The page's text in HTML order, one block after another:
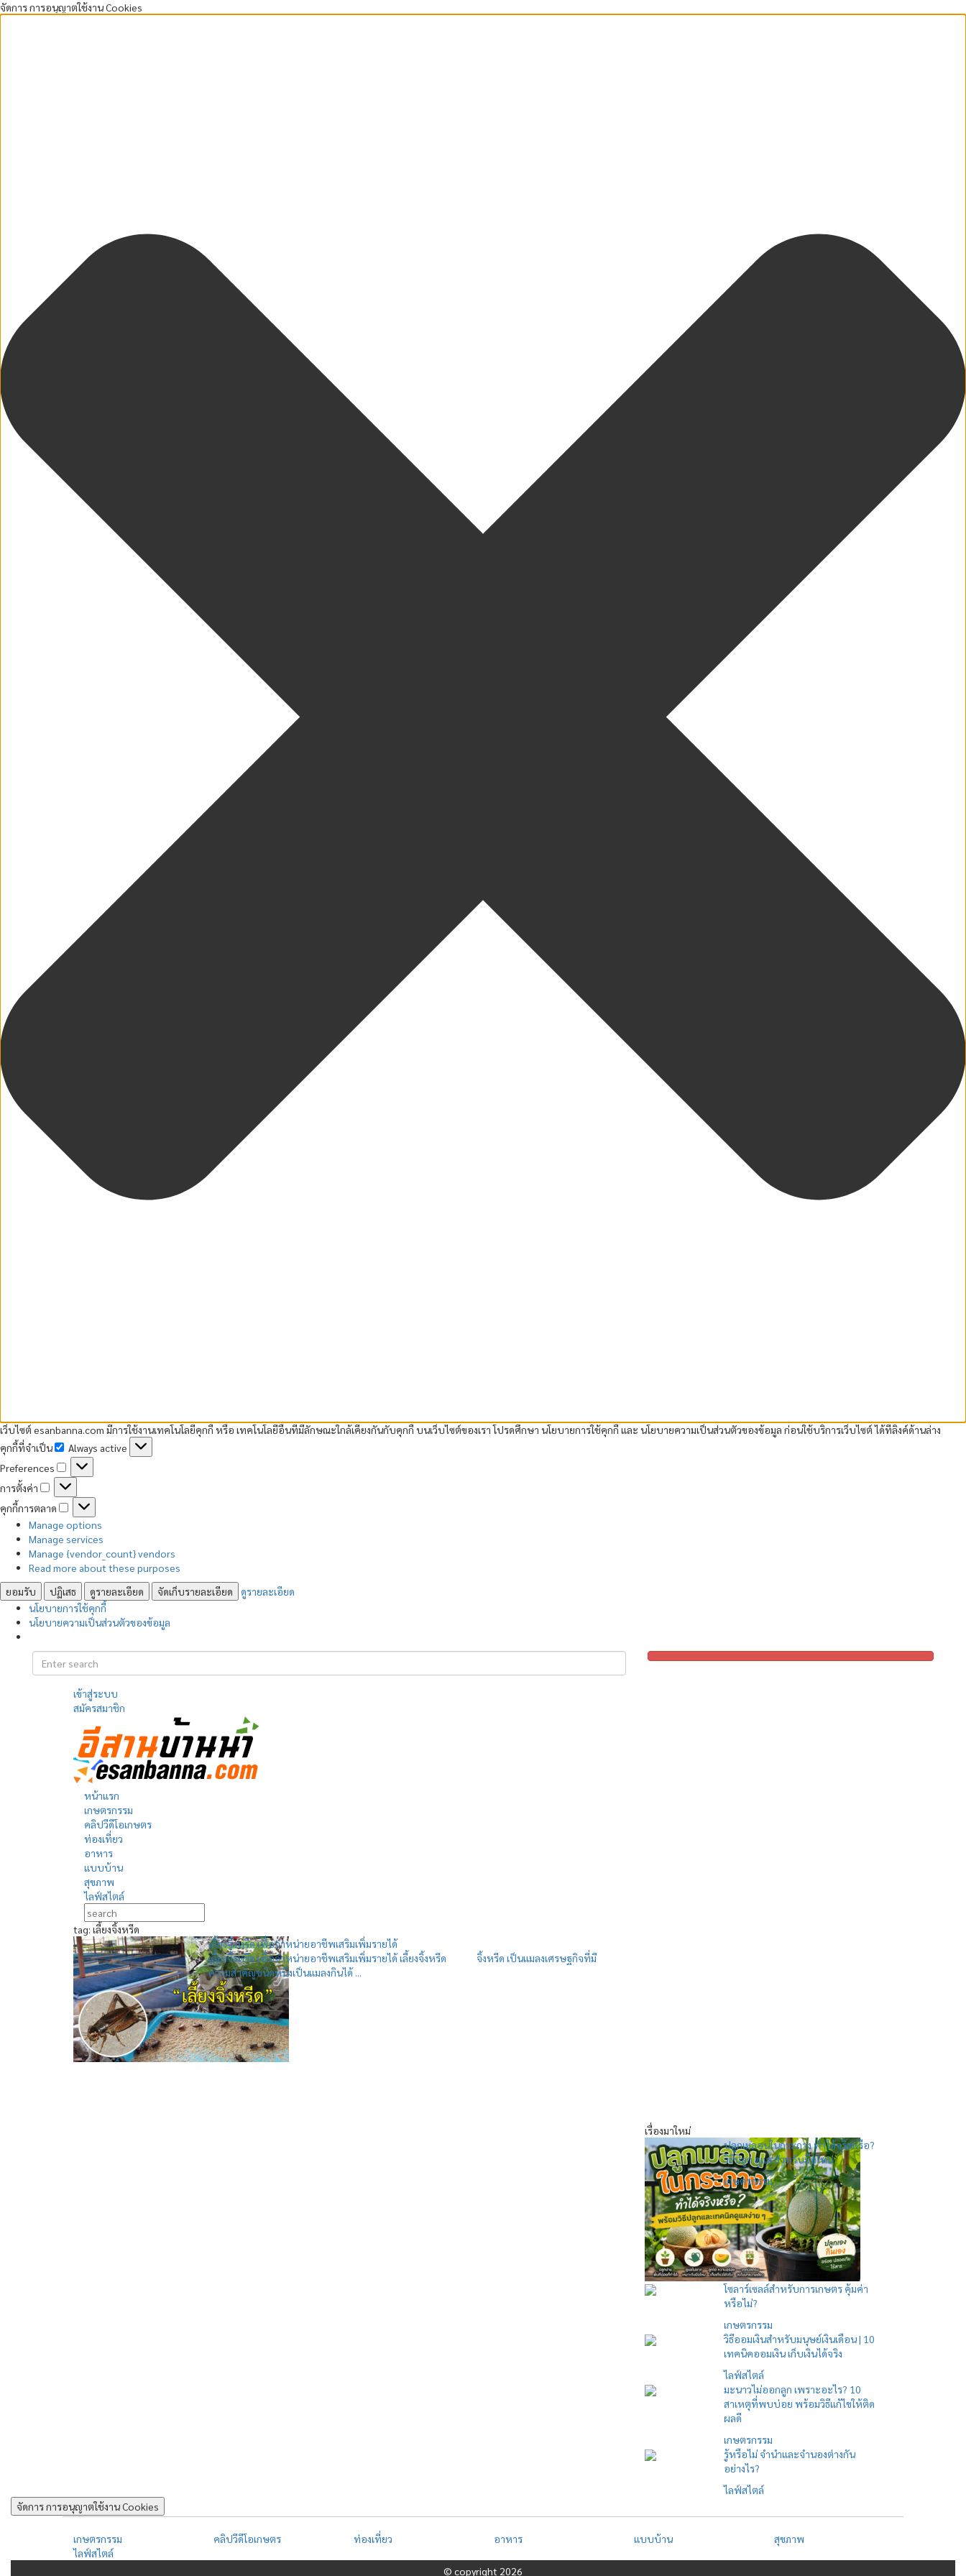
จัดการ การอนุญาตใช้งาน Cookies
เว็บไซต์ esanbanna.com มีการใช้งานเทคโนโลยีคุกกี้ หรือ เทคโนโลยีอื่นที่มีลักษณะใกล้เคียงกันกับคุกกี้ บนเว็บไซต์ของเรา โปรดศึกษา นโยบายการใช้คุกกี้ และ นโยบายความเป็นส่วนตัวของข้อมูล ก่อนใช้บริการเว็บไซต์ ได้ที่ลิงค์ด้านล่าง
คุกกี้ที่จำเป็น
คุกกี้
ที่
จำเป็น
Always active
Preferences
Preferences
การตั้งค่า
การ
ตั้ง
ค่า
คุกกี้การตลาด
คุกกี้
การ
ตลาด
Manage options
Manage services
Manage {vendor_count} vendors
Read more about these purposes
ยอมรับ
ปฏิเสธ ดูรายละเอียด จัดเก็บรายละเอียด
ดูรายละเอียด
นโยบายการใช้คุกกี้
นโยบายความเป็นส่วนตัวของข้อมูล
เข้าสู่ระบบ
สมัครสมาชิก
หน้าแรก
เกษตรกรรม
คลิปวีดีโอเกษตร
ท่องเที่ยว
อาหาร
แบบบ้าน
สุขภาพ
ไลฟ์สไตล์
tag: เลี้ยงจิ้งหรีด
เลี้ยงจิ้งหรีด เพื่อจำหน่ายอาชีพเสริมเพิ่มรายได้
เลี้ยงจิ้งหรีด เพื่อจำหน่ายอาชีพเสริมเพิ่มรายได้ เลี้ยงจิ้งหรีด จิ้งหรีด เป็นแมลงเศรษฐกิจที่มี
ความสำคัญชนิดหนึ่งเป็นแมลงกินได้ ...
เรื่องมาใหม่
ปลูกเมลอนในกระถาง ทำได้จริงหรือ?
วิธีปลูก ดูแล สำหรับมือใหม่
เกษตรกรรม
โซลาร์เซลล์สำหรับการเกษตร คุ้มค่า
หรือไม่?
เกษตรกรรม
วิธีออมเงินสำหรับมนุษย์เงินเดือน | 10
เทคนิคออมเงิน เก็บเงินได้จริง
ไลฟ์สไตล์
มะนาวไม่ออกลูก เพราะอะไร? 10
สาเหตุที่พบบ่อย พร้อมวิธีแก้ไขให้ติด
ผลดี
เกษตรกรรม
รู้หรือไม่ จำนำและจำนองต่างกัน
อย่างไร?
ไลฟ์สไตล์
จัดการ การอนุญาตใช้งาน Cookies
เกษตรกรรม คลิปวีดีโอเกษตร ท่องเที่ยว อาหาร แบบบ้าน
สุขภาพ
ไลฟ์สไตล์
© copyright 2026